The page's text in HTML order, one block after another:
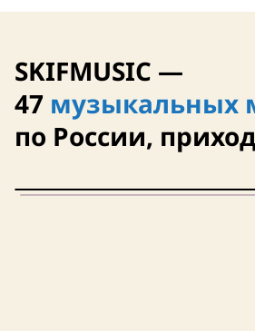
SKIFMUSIC —
47 музыкальных
по России,